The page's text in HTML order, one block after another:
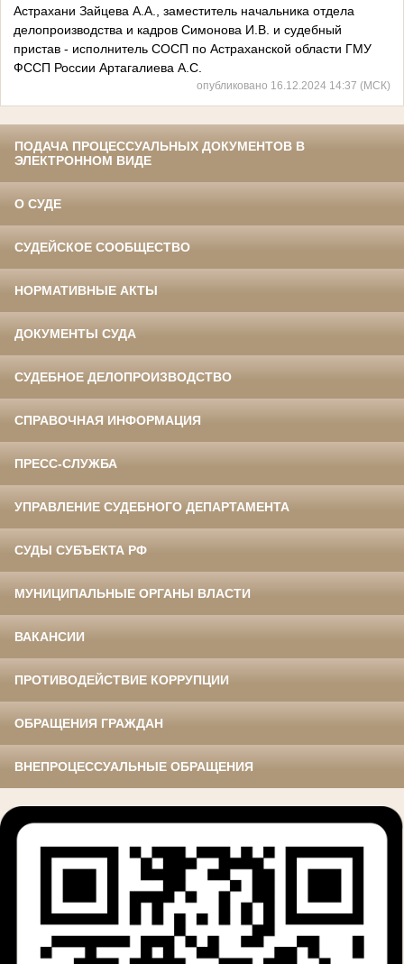
Астрахани Зайцева А.А., заместитель начальника отдела
делопроизводства и кадров Симонова И.В. и судебный
пристав - исполнитель СОСП по Астраханской области ГМУ
ФССП России Артагалиева А.С.
опубликовано 16.12.2024 14:37 (МСК)
ПОДАЧА ПРОЦЕССУАЛЬНЫХ ДОКУМЕНТОВ В
ЭЛЕКТРОННОМ ВИДЕ
О СУДЕ
СУДЕЙСКОЕ СООБЩЕСТВО
НОРМАТИВНЫЕ АКТЫ
ДОКУМЕНТЫ СУДА
СУДЕБНОЕ ДЕЛОПРОИЗВОДСТВО
СПРАВОЧНАЯ ИНФОРМАЦИЯ
ПРЕСС-СЛУЖБА
УПРАВЛЕНИЕ СУДЕБНОГО ДЕПАРТАМЕНТА
СУДЫ СУБЪЕКТА РФ
МУНИЦИПАЛЬНЫЕ ОРГАНЫ ВЛАСТИ
ВАКАНСИИ
ПРОТИВОДЕЙСТВИЕ КОРРУПЦИИ
ОБРАЩЕНИЯ ГРАЖДАН
ВНЕПРОЦЕССУАЛЬНЫЕ ОБРАЩЕНИЯ